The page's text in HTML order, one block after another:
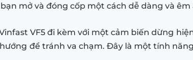
mở và đóng cốp một cách dễ dàng và êm
VF5 đi kèm với một cảm biến dừng
để tránh va chạm. Đây là một tính